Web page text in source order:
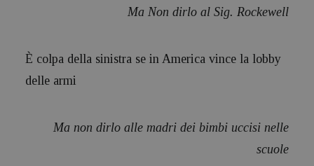
Ma Non dirlo al Sig. Rockewell
È colpa della sinistra se in America vince la lobby
delle armi
Ma non dirlo alle madri dei bimbi uccisi nelle
scuole